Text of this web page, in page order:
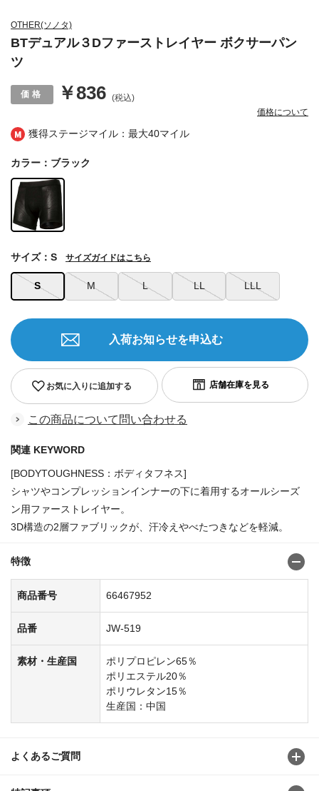
獲得ステージマイル：最大40マイル
OTHER(ソノタ)
BTデュアル３Dファーストレイヤー ボクサーパン
ツ
￥836 (税込)
価格について
カラー：ブラック
S M L LL LLL
サイズ：S サイズガイドはこちら
お気に入りに追加する
入荷お知らせを申込む
この商品について問い合わせる
関連 KEYWORD
[BODYTOUGHNESS：ボディタフネス]
シャツやコンプレッションインナーの下に着用するオールシーズ
ン用ファーストレイヤー。
3D構造の2層ファブリックが、汗冷えやべたつきなどを軽減。
特徴
商品番号 66467952
品番 JW-519
素材・生産国
ポリプロピレン65％
ポリエステル20％
ポリウレタン15％
生産国：中国
よくあるご質問